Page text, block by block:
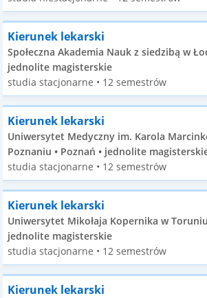
Kierunek lekarski
Społeczna Akademia Nauk z siedzibą w
jednolite magisterskie
studia stacjonarne • 12 semestrów
Kierunek lekarski
Uniwersytet Medyczny im. Karola
Poznaniu • Poznań • jednolite
studia stacjonarne • 12 semestrów
Kierunek lekarski
Uniwersytet Mikołaja Kopernika w
jednolite magisterskie
studia stacjonarne • 12 semestrów
Kierunek lekarski